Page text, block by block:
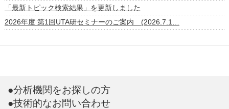
「最新トピック検索結果」を更新しました
2026年度 第1回UTA研セミナーのご案内 (2026.7.1…
●分析機関をお探しの方
●技術的なお問い合わせ